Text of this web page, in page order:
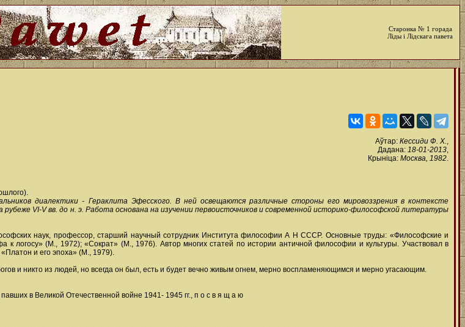
Старонка № 1 горада
Ліды і Лідскага павета
Аўтар: Кессиди Ф. X.,
Дадана: 18-01-2013,
Крыніца: Москва, 1982.
диалектики - Гераклита Эфесского. В ней освещаются различные стороны его мировоззрения в контексте
VI-V вв. до н. э. Работа основана на изучении первоисточников и современной историко-философской литературы
наук, профессор, старший научный сотрудник Института философии А Н СССР. Основные труды: «Философские и
к логосу» (М., 1972); «Сократ» (М., 1976). Автор многих статей по истории античной философии и культуры. Участвовал в
и его эпоха» (М., 1979).
и никто из людей, но всегда он был, есть и будет вечно живым огнем, мерно воспламеняющимся и мерно угасающим.
в Великой Отечественной войне 1941- 1945 гг., п о с в я щ а ю